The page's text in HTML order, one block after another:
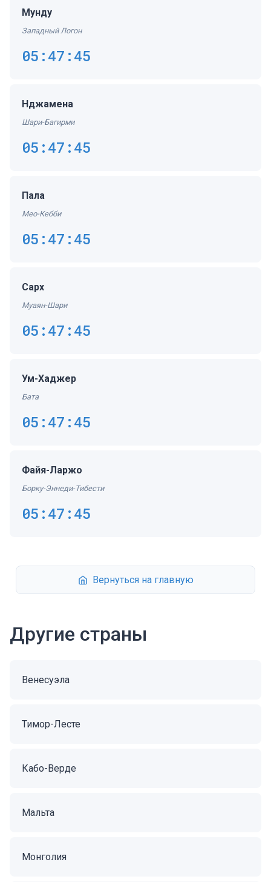
Мунду
Западный Логон
05:47:45
Нджамена
Шари-Багирми
05:47:45
Пала
Мео-Кебби
05:47:45
Сарх
Муаян-Шари
05:47:45
Ум-Хаджер
Бата
05:47:45
Файя-Ларжо
Борку-Эннеди-Тибести
05:47:45
Вернуться на главную
Другие страны
Венесуэла
Тимор-Лесте
Кабо-Верде
Мальта
Монголия